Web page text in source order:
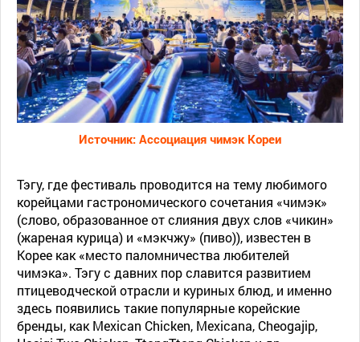
Источник: Ассоциация чимэк Кореи
Тэгу, где фестиваль проводится на тему любимого
корейцами гастрономического сочетания «чимэк»
(слово, образованное от слияния двух слов «чикин»
(жареная курица) и «мэкчжу» (пиво)), известен в
Корее как «место паломничества любителей
чимэка». Тэгу с давних пор славится развитием
птицеводческой отрасли и куриных блюд, и именно
здесь появились такие популярные корейские
бренды, как Mexican Chicken, Mexicana, Cheogajip,